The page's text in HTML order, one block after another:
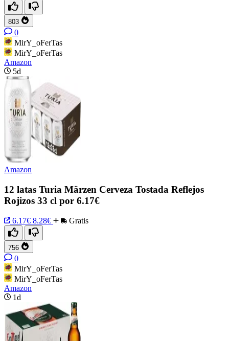
803
0
MirY_oFerTas
MirY_oFerTas
Amazon
5d
Amazon
12 latas Turia Märzen Cerveza Tostada Reflejos
Rojizos 33 cl por 6.17€
6.17€ 8.28€ Gratis
756
0
MirY_oFerTas
MirY_oFerTas
Amazon
1d